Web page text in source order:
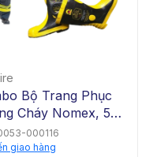
Bộ Trang Phục
Cháy Nomex, 5
KT Fire KTFSN700,
Đen
000116
giao hàng